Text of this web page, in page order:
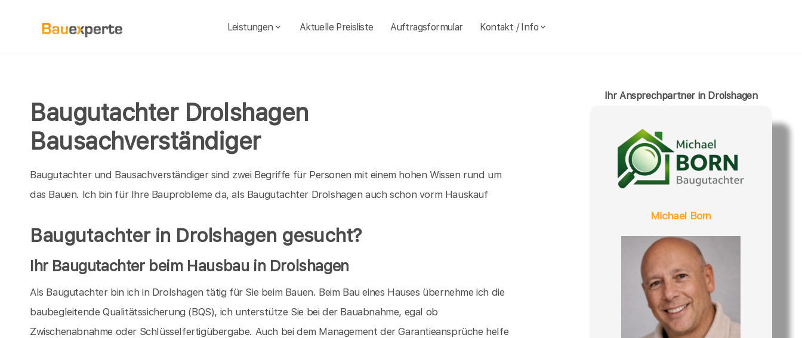
Leistungen Aktuelle Preisliste Auftragsformular Kontakt / Info
Baugutachter Drolshagen
Bausachverständiger
Baugutachter und Bausachverständiger sind zwei Begriffe für Personen mit einem hohen Wissen rund um
das Bauen. Ich bin für Ihre Bauprobleme da, als Baugutachter Drolshagen auch schon vorm Hauskauf
Baugutachter in Drolshagen gesucht?
Ihr Baugutachter beim Hausbau in Drolshagen
Als Baugutachter bin ich in Drolshagen tätig für Sie beim Bauen. Beim Bau eines Hauses übernehme ich die
baubegleitende Qualitätssicherung (BQS), ich unterstütze Sie bei der Bauabnahme, egal ob
Zwischenabnahme oder Schlüsselfertigübergabe. Auch bei dem Management der Garantieansprüche helfe
Ihr Ansprechpartner in Drolshagen
Michael Born